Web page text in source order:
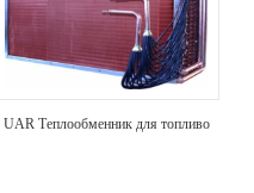
UAR Теплообменник для топливо